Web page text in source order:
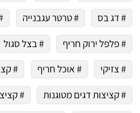
# דג בס
# טרטר עגבנייה
# פלפל ירוק חריף
# בצל סגול
# צזיקי
# אוכל חריף
#
# קציצות דגים מטוגנות
#